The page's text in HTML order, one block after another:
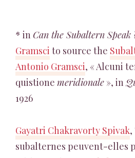
* in Can the Subaltern Speak
Gramsci to source the
Antonio Gramsci, « Alcuni
quistione meridionale », in
1926
Gayatri Chakravorty Spivak,
subalternes peuvent-elles